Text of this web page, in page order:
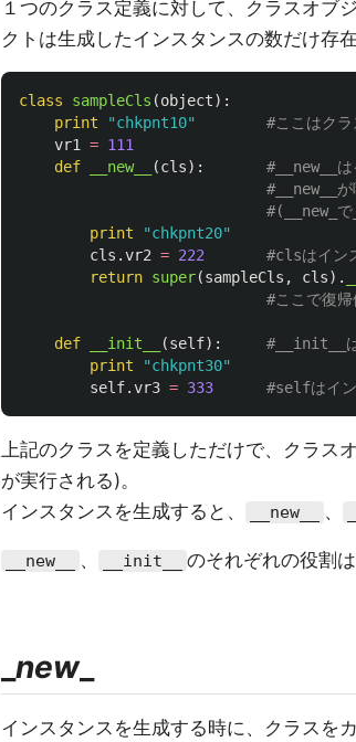
１つのクラス定義に対して、クラスオブ
クトは生成したインスタンスの数だけ存在
class sampleCls (object):
print
"chkpnt10"
vr1
= 111
def
__new__ (cls):
print
"chkpnt20"
cls .vr2 = 222
return super(sampleCls , cls).
def __init__ (self):
print
"chkpnt30"
self.vr3 = 333
上記のクラスを定義しただけで、クラス
が実行される)。
インスタンスを生成すると、
__new__ 、
__new__ 、 __init__ のそれぞれの役割は
new_
インスタンスを生成する時に、クラスを